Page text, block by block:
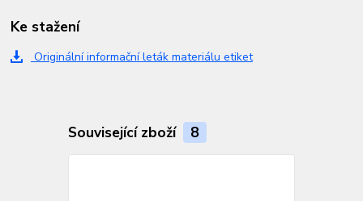
Ke stažení
Originální informační leták materiálu etiket
Související zboží 8